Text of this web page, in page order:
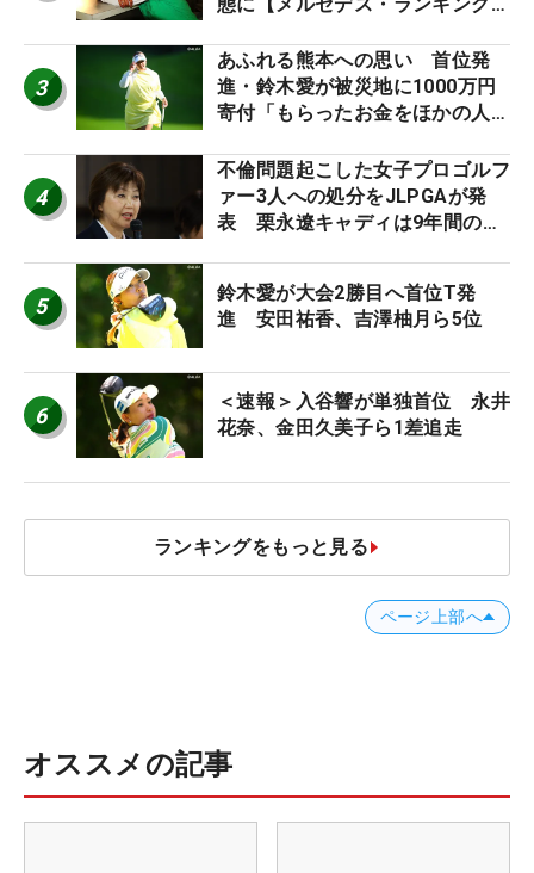
3
あふれる熊本への思い 首位発
進・鈴木愛が被災地に1000万円
寄付「もらったお金をほかの人
4
不倫問題起こした女子プロゴルフ
ァー3人への処分をJLPGAが発
表 栗永遼キャディは9年間の立
5
鈴木愛が大会2勝目へ首位T発
進 安田祐香、吉澤柚月ら5位
6
＜速報＞入谷響が単独首位 永井
花奈、金田久美子ら1差追走
ランキングをもっと見る
ページ上部へ
オススメの記事